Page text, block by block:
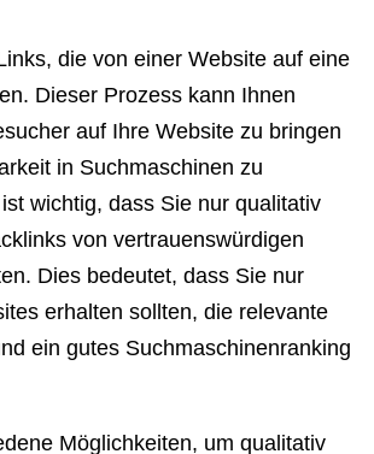
die von einer Website auf eine
Dieser Prozess kann Ihnen
auf Ihre Website zu bringen
in Suchmaschinen zu
wichtig, dass Sie nur qualitativ
von vertrauenswürdigen
Dies bedeutet, dass Sie nur
erhalten sollten, die relevante
ein gutes Suchmaschinenranking
Möglichkeiten, um qualitativ